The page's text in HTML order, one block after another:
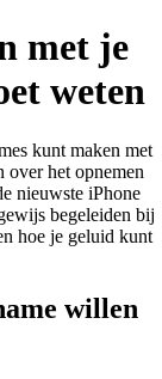
met je
weten
kunt maken met
het opnemen
nieuwste iPhone
begeleiden bij
hoe je geluid kunt
willen